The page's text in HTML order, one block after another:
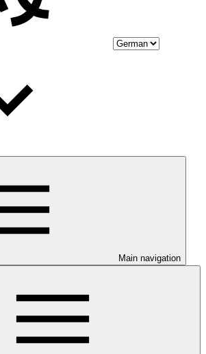
Main navigation